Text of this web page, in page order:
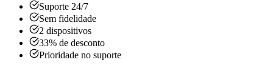
Suporte 24/7
Sem fidelidade
2 dispositivos
33% de desconto
Prioridade no suporte